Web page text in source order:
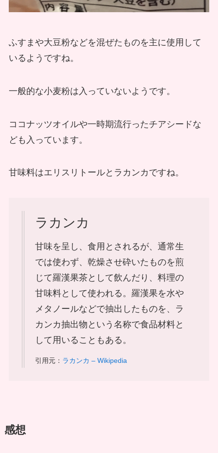
ふすまや大豆粉などを混ぜたものを主に使用して
いるようですね。
一般的な小麦粉は入っていないようです。
ココナッツオイルや一時期流行ったチアシードな
ども入っています。
甘味料はエリスリトールとラカンカですね。
ラカンカ
甘味を呈し、食用とされるが、通常生
では使わず、乾燥させ砕いたものを煎
じて羅漢果茶として飲んだり、料理の
甘味料として使われる。羅漢果を水や
メタノールなどで抽出したものを、ラ
カンカ抽出物という名称で食品材料と
して用いることもある。
引用元： ラカンカ – Wikipedia
感想